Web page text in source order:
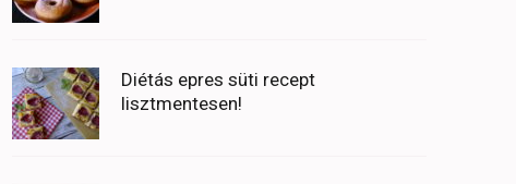
Diétás epres süti recept
lisztmentesen!